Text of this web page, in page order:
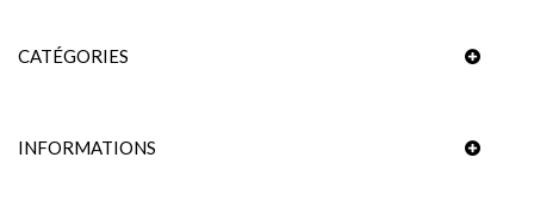
CATÉGORIES
INFORMATIONS